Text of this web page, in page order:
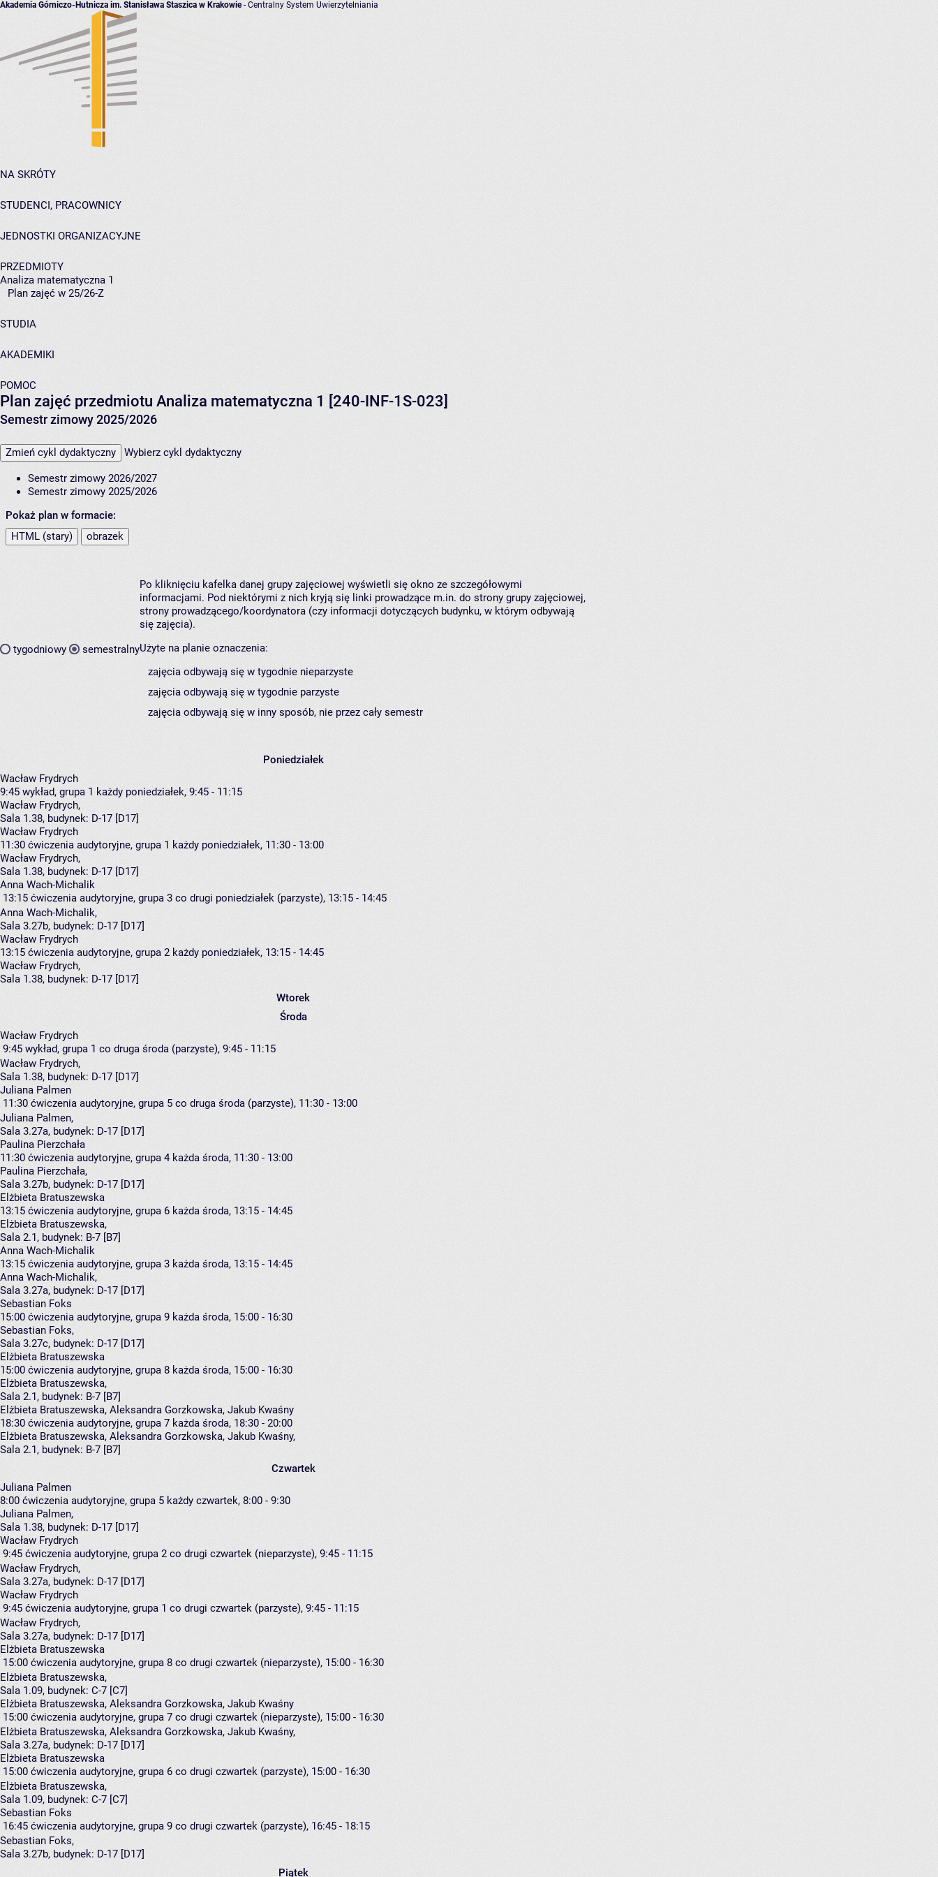
Akademia Górniczo-Hutnicza im. Stanisława Staszica w Krakowie- Centralny System Uwierzytelniania
NA SKRÓTY
STUDENCI, PRACOWNICY
JEDNOSTKI ORGANIZACYJNE
PRZEDMIOTY
Analiza matematyczna 1
Plan zajęć w 25/26-Z
STUDIA
AKADEMIKI
POMOC
Plan zajęć przedmiotu Analiza matematyczna 1 [240-INF-1S-023]
Semestr zimowy 2025/2026
Zmień cykl dydaktyczny Wybierz cykl dydaktyczny
Semestr zimowy 2026/2027
Semestr zimowy 2025/2026
Pokaż plan w formacie:
HTML (stary)
obrazek
tygodniowy semestralny
Po kliknięciu kafelka danej grupy zajęciowej wyświetli się okno ze szczegółowymi
informacjami. Pod niektórymi z nich kryją się linki prowadzące m.in. do strony grupy zajęciowej,
strony prowadzącego/koordynatora (czy informacji dotyczących budynku, w którym odbywają
się zajęcia).
Użyte na planie oznaczenia:
zajęcia odbywają się w tygodnie nieparzyste
zajęcia odbywają się w tygodnie parzyste
zajęcia odbywają się w inny sposób, nie przez cały semestr
Poniedziałek
Wacław Frydrych
9:45 wykład, grupa 1 każdy poniedziałek, 9:45 - 11:15
Wacław Frydrych,
Sala 1.38, budynek: D-17 [D17]
Wacław Frydrych
11:30 ćwiczenia audytoryjne, grupa 1 każdy poniedziałek, 11:30 - 13:00
Wacław Frydrych,
Sala 1.38, budynek: D-17 [D17]
Anna Wach-Michalik
13:15 ćwiczenia audytoryjne, grupa 3 co drugi poniedziałek (parzyste), 13:15 - 14:45
Anna Wach-Michalik,
Sala 3.27b, budynek: D-17 [D17]
Wacław Frydrych
13:15 ćwiczenia audytoryjne, grupa 2 każdy poniedziałek, 13:15 - 14:45
Wacław Frydrych,
Sala 1.38, budynek: D-17 [D17]
Wtorek
Środa
Wacław Frydrych
9:45 wykład, grupa 1 co druga środa (parzyste), 9:45 - 11:15
Wacław Frydrych,
Sala 1.38, budynek: D-17 [D17]
Juliana Palmen
11:30 ćwiczenia audytoryjne, grupa 5 co druga środa (parzyste), 11:30 - 13:00
Juliana Palmen,
Sala 3.27a, budynek: D-17 [D17]
Paulina Pierzchała
11:30 ćwiczenia audytoryjne, grupa 4 każda środa, 11:30 - 13:00
Paulina Pierzchała,
Sala 3.27b, budynek: D-17 [D17]
Elżbieta Bratuszewska
13:15 ćwiczenia audytoryjne, grupa 6 każda środa, 13:15 - 14:45
Elżbieta Bratuszewska,
Sala 2.1, budynek: B-7 [B7]
Anna Wach-Michalik
13:15 ćwiczenia audytoryjne, grupa 3 każda środa, 13:15 - 14:45
Anna Wach-Michalik,
Sala 3.27a, budynek: D-17 [D17]
Sebastian Foks
15:00 ćwiczenia audytoryjne, grupa 9 każda środa, 15:00 - 16:30
Sebastian Foks,
Sala 3.27c, budynek: D-17 [D17]
Elżbieta Bratuszewska
15:00 ćwiczenia audytoryjne, grupa 8 każda środa, 15:00 - 16:30
Elżbieta Bratuszewska,
Sala 2.1, budynek: B-7 [B7]
Elżbieta Bratuszewska, Aleksandra Gorzkowska, Jakub Kwaśny
18:30 ćwiczenia audytoryjne, grupa 7 każda środa, 18:30 - 20:00
Elżbieta Bratuszewska, Aleksandra Gorzkowska, Jakub Kwaśny,
Sala 2.1, budynek: B-7 [B7]
Czwartek
Juliana Palmen
8:00 ćwiczenia audytoryjne, grupa 5 każdy czwartek, 8:00 - 9:30
Juliana Palmen,
Sala 1.38, budynek: D-17 [D17]
Wacław Frydrych
9:45 ćwiczenia audytoryjne, grupa 2 co drugi czwartek (nieparzyste), 9:45 - 11:15
Wacław Frydrych,
Sala 3.27a, budynek: D-17 [D17]
Wacław Frydrych
9:45 ćwiczenia audytoryjne, grupa 1 co drugi czwartek (parzyste), 9:45 - 11:15
Wacław Frydrych,
Sala 3.27a, budynek: D-17 [D17]
Elżbieta Bratuszewska
15:00 ćwiczenia audytoryjne, grupa 8 co drugi czwartek (nieparzyste), 15:00 - 16:30
Elżbieta Bratuszewska,
Sala 1.09, budynek: C-7 [C7]
Elżbieta Bratuszewska, Aleksandra Gorzkowska, Jakub Kwaśny
15:00 ćwiczenia audytoryjne, grupa 7 co drugi czwartek (nieparzyste), 15:00 - 16:30
Elżbieta Bratuszewska, Aleksandra Gorzkowska, Jakub Kwaśny,
Sala 3.27a, budynek: D-17 [D17]
Elżbieta Bratuszewska
15:00 ćwiczenia audytoryjne, grupa 6 co drugi czwartek (parzyste), 15:00 - 16:30
Elżbieta Bratuszewska,
Sala 1.09, budynek: C-7 [C7]
Sebastian Foks
16:45 ćwiczenia audytoryjne, grupa 9 co drugi czwartek (parzyste), 16:45 - 18:15
Sebastian Foks,
Sala 3.27b, budynek: D-17 [D17]
Piątek